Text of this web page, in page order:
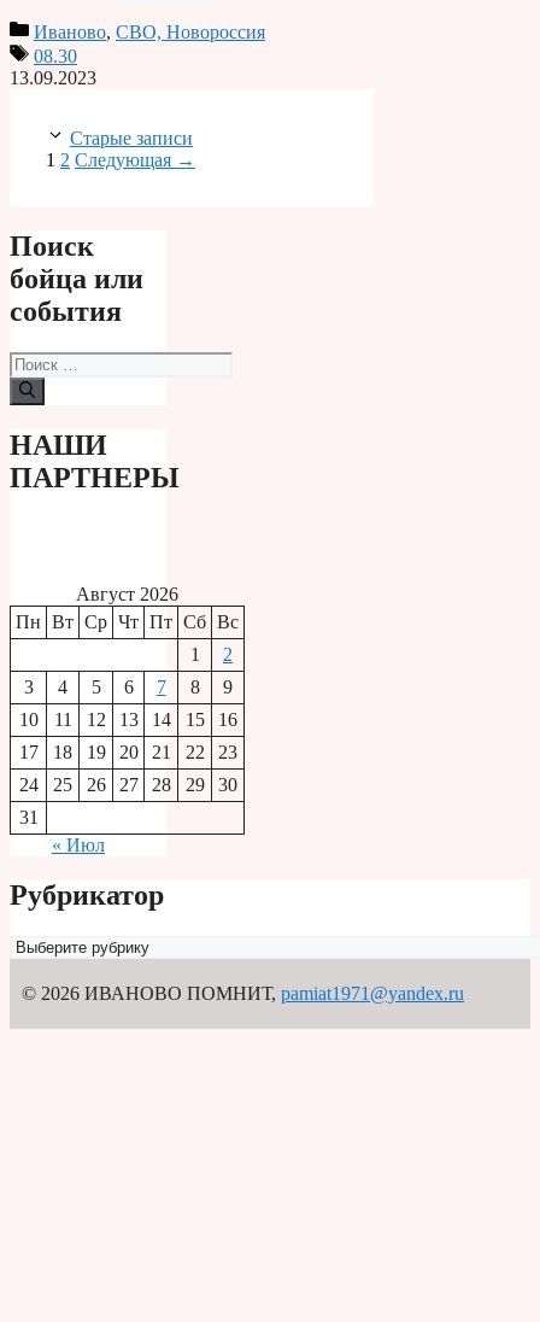
Иваново, СВО, Новороссия
08.30
13.09.2023
Старые записи
Страница
1 Страница
2 Следующая →
Поиск
бойца или
события
Поиск:
НАШИ
ПАРТНЕРЫ
Август 2026
Пн Вт Ср Чт Пт Сб Вс
1
2
3
4 5 6 7 8
9
10
11 12 13 14 15
16
17
18 19 20 21 22
23
24
25 26 27 28 29
30
31
« Июл
Рубрикатор
Рубрикатор
© 2026 ИВАНОВО ПОМНИТ, pamiat1971@yandex.ru